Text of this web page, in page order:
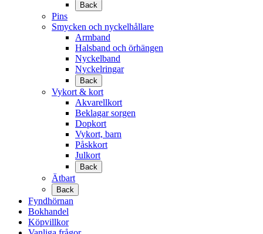
Back
Pins
Smycken och nyckelhållare
Armband
Halsband och örhängen
Nyckelband
Nyckelringar
Back
Vykort & kort
Akvarellkort
Beklagar sorgen
Dopkort
Vykort, barn
Påskkort
Julkort
Back
Ätbart
Back
Fyndhörnan
Bokhandel
Köpvillkor